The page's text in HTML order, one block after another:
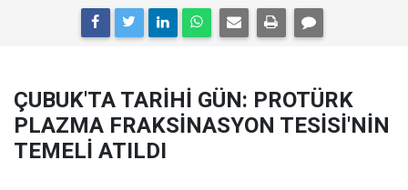
ÇUBUK'TA TARİHİ GÜN: PROTÜRK
PLAZMA FRAKSİNASYON TESİSİ'NİN
TEMELİ ATILDI